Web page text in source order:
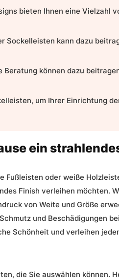
bieten Ihnen eine Vielzahl
Sockelleisten kann dazu
können dazu
um Ihrer Einrichtung
ein
Fußleisten oder weiße
Finish verleihen möchten.
von Weite und Größe
und Beschädigungen
Schönheit und verleihen
, die Sie auswählen können.